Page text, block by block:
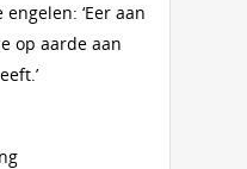
‘Eer aan
op aarde aan